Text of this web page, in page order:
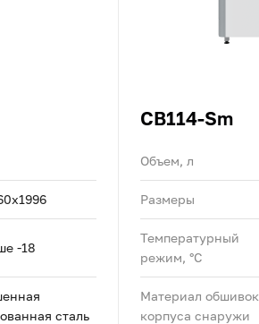
-18
сталь
CB114-Sm
Объем, л
Размеры
Температурный
режим, °C
Материал обшивок
корпуса снаружи